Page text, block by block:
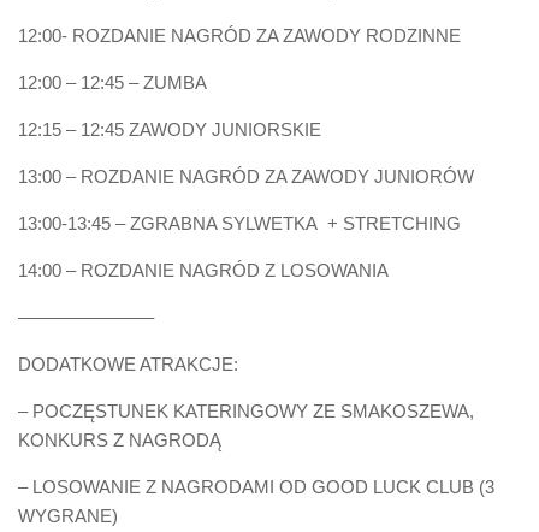
12:00- ROZDANIE NAGRÓD ZA ZAWODY RODZINNE
12:00 – 12:45 – ZUMBA
12:15 – 12:45 ZAWODY JUNIORSKIE
13:00 – ROZDANIE NAGRÓD ZA ZAWODY JUNIORÓW
13:00-13:45 – ZGRABNA SYLWETKA + STRETCHING
14:00 – ROZDANIE NAGRÓD Z LOSOWANIA
———————–
DODATKOWE ATRAKCJE:
– POCZĘSTUNEK KATERINGOWY ZE SMAKOSZEWA,
KONKURS Z NAGRODĄ
– LOSOWANIE Z NAGRODAMI OD GOOD LUCK CLUB (3
WYGRANE)